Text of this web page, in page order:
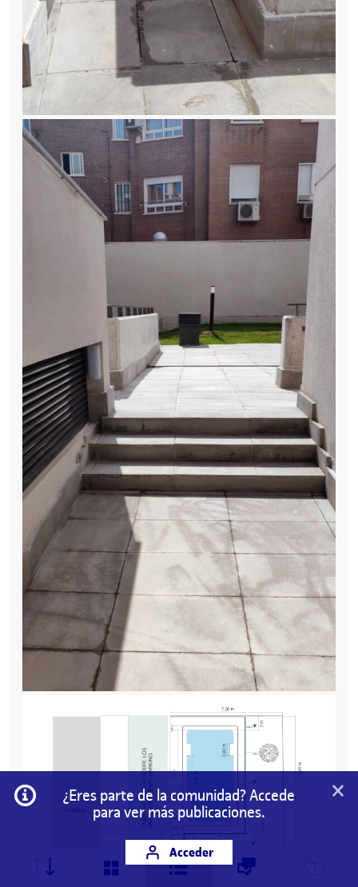
Información
¿Eres parte de la comunidad? Accede
para ver más publicaciones.
Acceder
×